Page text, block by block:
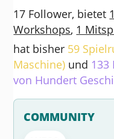
17 Follower, bietet
Workshops, 1
hat bisher 59
Maschine) und 133
von Hundert
COMMUNITY